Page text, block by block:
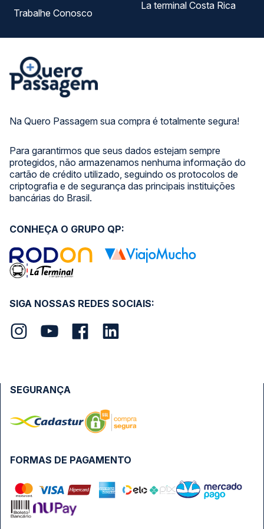
Na Quero Passagem sua compra é totalmente segura!
Para garantirmos que seus dados estejam sempre
protegidos, não armazenamos nenhuma informação do
cartão de crédito utilizado, seguindo os protocolos de
criptografia e de segurança das principais instituições
bancárias do Brasil.
Trabalhe Conosco
La terminal Costa Rica
SIGA NOSSAS REDES SOCIAIS:
CONHEÇA O GRUPO QP:
FORMAS DE PAGAMENTO
SEGURANÇA